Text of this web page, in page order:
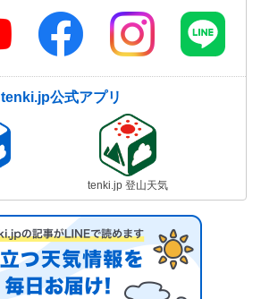
tenki.jp公式アプリ
tenki.jp 登山天気